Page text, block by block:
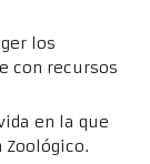
los
con recursos
en la que